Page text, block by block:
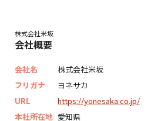
株式会社米坂
会社概要
会社名
株式会社米坂
フリガナ
ヨネサカ
URL
https://yonesaka.co.jp/
本社所在地 愛知県